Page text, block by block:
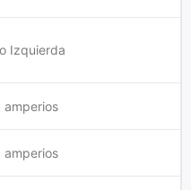
Izquierda
amperios
amperios